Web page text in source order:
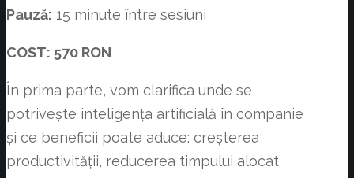
Pauză: 15 minute între sesiuni
COST: 570 RON
În prima parte, vom clarifica unde se
potrivește inteligența artificială în companie
și ce beneficii poate aduce: creșterea
productivității, reducerea timpului alocat